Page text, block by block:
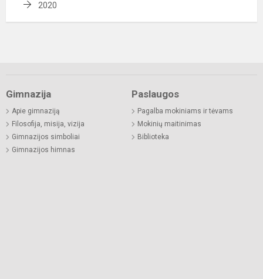
2020
Gimnazija
Apie gimnaziją
Filosofija, misija, vizija
Gimnazijos simboliai
Gimnazijos himnas
Paslaugos
Pagalba mokiniams ir tėvams
Mokinių maitinimas
Biblioteka